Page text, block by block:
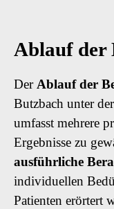
Ablauf der
Der Ablauf der
Butzbach unter
umfasst mehrere
Ergebnisse zu
ausführliche
individuellen
Patienten erörtert